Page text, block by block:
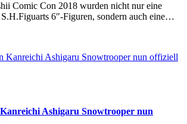
Comic Con 2018 wurden nicht nur eine
S.H.Figuarts 6″-Figuren, sondern auch eine…
Ashigaru Snowtrooper nun